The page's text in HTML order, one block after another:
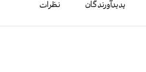
پدیدآورندگان نظرات